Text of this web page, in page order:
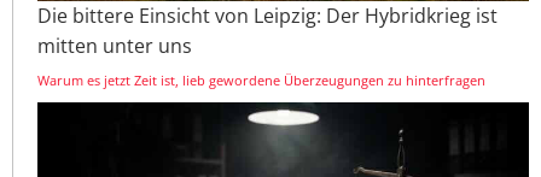
Die bittere Einsicht von Leipzig: Der Hybridkrieg ist
mitten unter uns
Warum es jetzt Zeit ist, lieb gewordene Überzeugungen zu hinterfragen